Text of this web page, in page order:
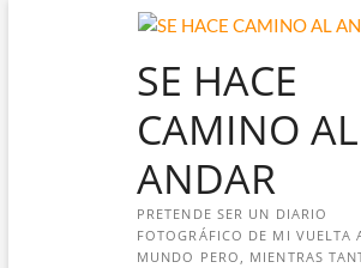
SE HACE
CAMINO AL
ANDAR
PRETENDE SER UN DIARIO
FOTOGRÁFICO DE MI VUELTA
MUNDO PERO, MIENTRAS